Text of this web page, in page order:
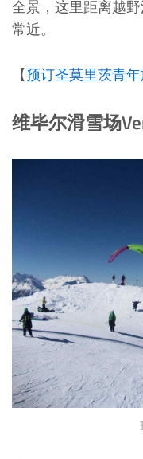
全景，这里距离越
常近。
【预订圣莫里茨青
维毕尔滑雪场